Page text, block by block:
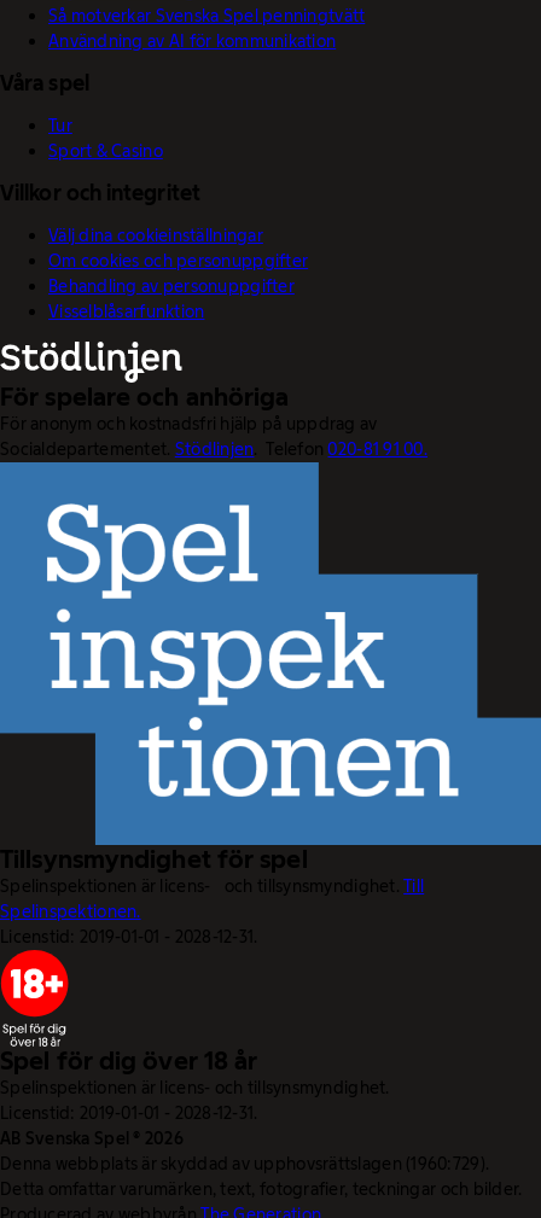
Så motverkar Svenska Spel penningtvätt
Användning av AI för kommunikation
Våra spel
Tur
Sport & Casino
Villkor och integritet
Välj dina cookieinställningar
Om cookies och personuppgifter
Behandling av personuppgifter
Visselblåsarfunktion
För spelare och anhöriga
För anonym och kostnadsfri hjälp på uppdrag av
Socialdepartementet. Stödlinjen. Telefon020-81 91 00.
Tillsynsmyndighet för spel
Spelinspektionen är licens- och tillsynsmyndighet.Till
Spelinspektionen.
Licenstid: 2019-01-01 - 2028-12-31.
Spel för dig över 18 år
Spelinspektionen är licens- och tillsynsmyndighet.
Licenstid: 2019-01-01 - 2028-12-31.
AB Svenska Spel © 2026
Denna webbplats är skyddad av upphovsrättslagen (1960:729).
Detta omfattar varumärken, text, fotografier, teckningar och bilder.